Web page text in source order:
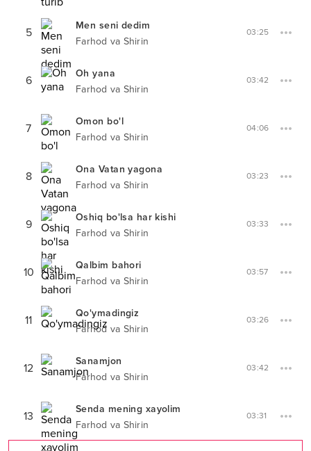
5
Men seni dedim
Farhod va Shirin
03:25
6
Oh yana
Farhod va Shirin
03:42
7
Omon bo'l
Farhod va Shirin
04:06
8
Ona Vatan yagona
Farhod va Shirin
03:23
9
Oshiq bo'lsa har kishi
Farhod va Shirin
03:33
10
Qalbim bahori
Farhod va Shirin
03:57
11
Qo'ymadingiz
Farhod va Shirin
03:26
12
Sanamjon
Farhod va Shirin
03:42
13
Senda mening xayolim
Farhod va Shirin
03:31